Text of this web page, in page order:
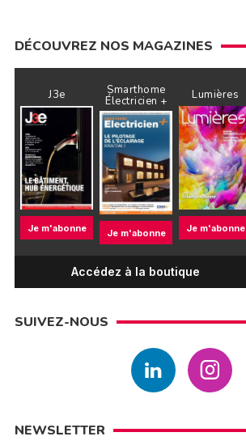
DÉCOUVREZ NOS MAGAZINES
J3e
Je m'abonne
Smarthome
Électricien +
Je m'abonne
Lumières
Je m'abonne
Accédez à la boutique
SUIVEZ-NOUS
NEWSLETTER